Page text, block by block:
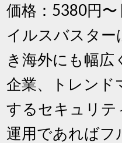
価格：5380円〜
イルスバスター
き海外にも幅広
企業、トレンド
するセキュリテ
運用であればフ